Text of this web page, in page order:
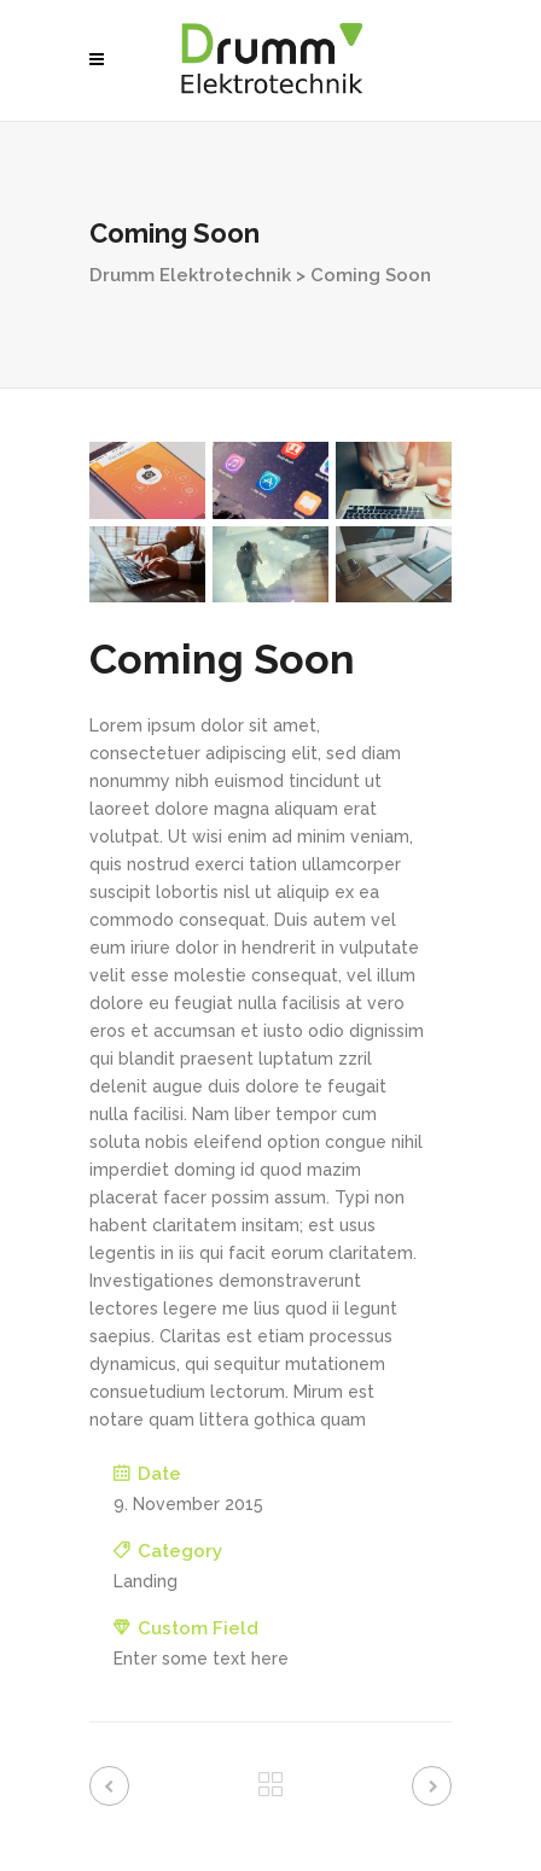
Coming Soon
Drumm Elektrotechnik > Coming Soon
Coming Soon
Lorem ipsum dolor sit amet,
consectetuer adipiscing elit, sed diam
nonummy nibh euismod tincidunt ut
laoreet dolore magna aliquam erat
volutpat. Ut wisi enim ad minim veniam,
quis nostrud exerci tation ullamcorper
suscipit lobortis nisl ut aliquip ex ea
commodo consequat. Duis autem vel
eum iriure dolor in hendrerit in vulputate
velit esse molestie consequat, vel illum
dolore eu feugiat nulla facilisis at vero
eros et accumsan et iusto odio dignissim
qui blandit praesent luptatum zzril
delenit augue duis dolore te feugait
nulla facilisi. Nam liber tempor cum
soluta nobis eleifend option congue nihil
imperdiet doming id quod mazim
placerat facer possim assum. Typi non
habent claritatem insitam; est usus
legentis in iis qui facit eorum claritatem.
Investigationes demonstraverunt
lectores legere me lius quod ii legunt
saepius. Claritas est etiam processus
dynamicus, qui sequitur mutationem
consuetudium lectorum. Mirum est
notare quam littera gothica quam
Date
9. November 2015
Category
Landing
Custom Field
Enter some text here